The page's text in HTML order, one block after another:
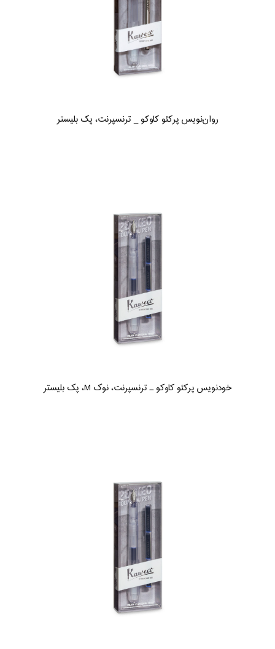
روان‌نویس پرکئو کاوکو _ ترنسپرنت، پک بلیستر
خودنویس پرکئو کاوکو ـ ترنسپرنت، نوک M، پک بلیستر